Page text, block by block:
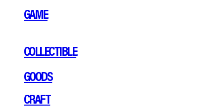
GAME
COLLECTIBLE
GOODS
CRAFT